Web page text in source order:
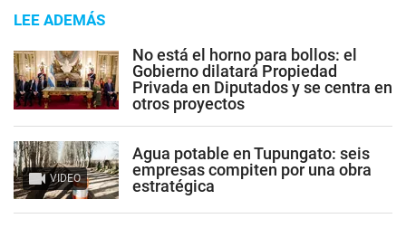
LEE ADEMÁS
No está el horno para bollos: el
Gobierno dilatará Propiedad
Privada en Diputados y se centra en
otros proyectos
VIDEO
Agua potable en Tupungato: seis
empresas compiten por una obra
estratégica